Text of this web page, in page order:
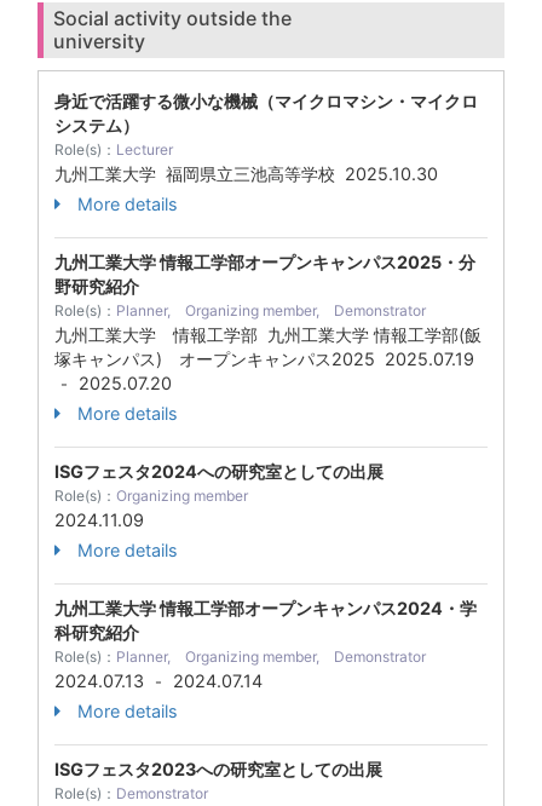
Social activity outside the
university
身近で活躍する微小な機械（マイクロマシン・マイクロ
システム）
Role(s)： Lecturer
九州工業大学 福岡県立三池高等学校 2025.10.30
More details
九州工業大学 情報工学部オープンキャンパス2025・分
野研究紹介
Role(s)： Planner, Organizing member, Demonstrator
九州工業大学 情報工学部 九州工業大学 情報工学部(飯
塚キャンパス) オープンキャンパス2025 2025.07.19
-
2025.07.20
More details
ISGフェスタ2024への研究室としての出展
Role(s)： Organizing member
2024.11.09
More details
九州工業大学 情報工学部オープンキャンパス2024・学
科研究紹介
Role(s)： Planner, Organizing member, Demonstrator
2024.07.13 -
2024.07.14
More details
ISGフェスタ2023への研究室としての出展
Role(s)： Demonstrator